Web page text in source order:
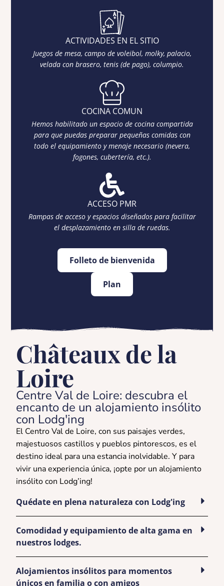
ACTIVIDADES EN EL SITIO
Juegos de mesa, campo de voleibol, molky, palacio,
velada con brasero, tenis (de pago), columpio.
COCINA COMUN
Hemos habilitado un espacio de cocina compartida
para que puedas preparar pequeñas comidas con
todo el equipamiento y menaje necesario (nevera,
fogones, cubertería, etc.).
ACCESO PMR
Rampas de acceso y espacios diseñados para facilitar
el desplazamiento en silla de ruedas.
Folleto de bienvenida
Plan
Châteaux de la
Loire
Centre Val de Loire: descubra el
encanto de un alojamiento insólito
con Lodg'ing
El Centro Val de Loire, con sus paisajes verdes,
majestuosos castillos y pueblos pintorescos, es el
destino ideal para una estancia inolvidable. Y para
vivir una experiencia única, ¡opte por un alojamiento
insólito con Lodg’ing!
Quédate en plena naturaleza con Lodg'ing
Comodidad y equipamiento de alta gama en
nuestros lodges.
Alojamientos insólitos para momentos
únicos en familia o con amigos